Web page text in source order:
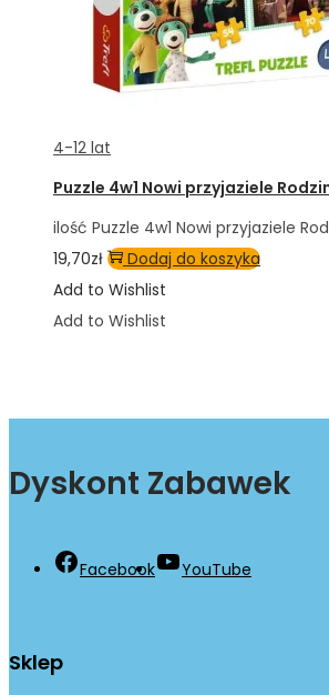
4-12 lat
Puzzle 4w1 Nowi przyjaziele
ilość Puzzle 4w1 Nowi przyjaziele
19,70zł
Dodaj do koszyka
Add to Wishlist
Add to Wishlist
Dyskont Zabawek
Facebook YouTube
Sklep